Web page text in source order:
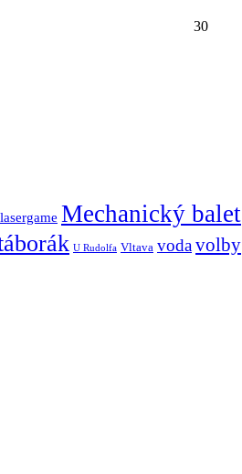
30
lasergame Mechanický balet
U Rudolfa Vltava vodavolby